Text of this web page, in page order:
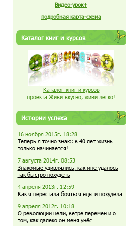
Видео-урок+
подробная карта-схема
Каталог книг и курсов
Каталог книг и курсов
проекта Живи вкусно, живи легко!
Истории успеха
16 ноября 2015г. 18:28
Теперь я точно знаю: в 40 лет жизнь
только начинается!
7 августа 2014г. 08:53
Знакомые удивлялись, как мне удалось
так быстро похудеть
4 апреля 2013г. 12:59
Как я перестала бояться еды и похудела
9 апреля 2012г. 10:18
О революции цели, ветре перемен и о
том, как далеко он меня унёс